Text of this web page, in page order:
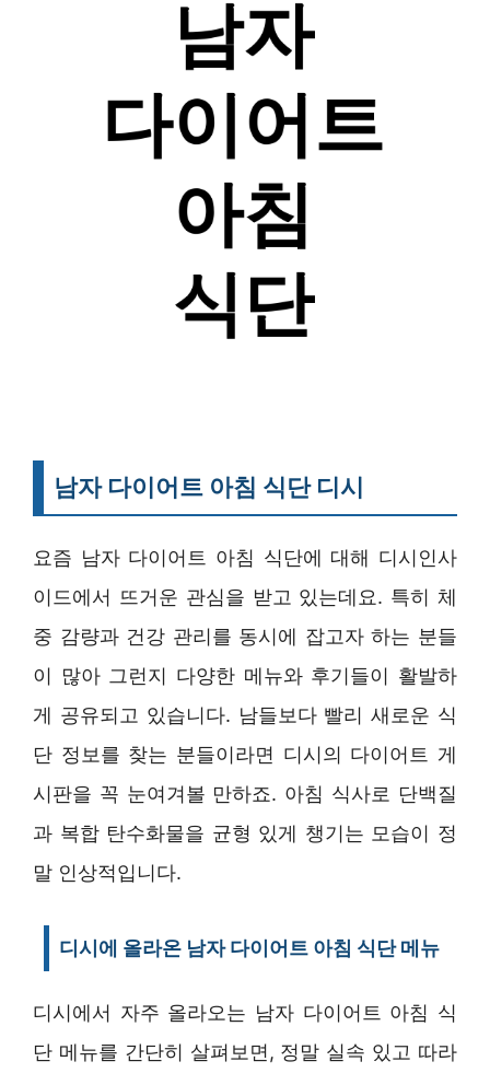
남자 다이어트 아침 식단 디시
요즘 남자 다이어트 아침 식단에 대해 디시인사
이드에서 뜨거운 관심을 받고 있는데요. 특히 체
중 감량과 건강 관리를 동시에 잡고자 하는 분들
이 많아 그런지 다양한 메뉴와 후기들이 활발하
게 공유되고 있습니다. 남들보다 빨리 새로운 식
단 정보를 찾는 분들이라면 디시의 다이어트 게
시판을 꼭 눈여겨볼 만하죠. 아침 식사로 단백질
과 복합 탄수화물을 균형 있게 챙기는 모습이 정
말 인상적입니다.
디시에 올라온 남자 다이어트 아침 식단 메뉴
디시에서 자주 올라오는 남자 다이어트 아침 식
단 메뉴를 간단히 살펴보면, 정말 실속 있고 따라